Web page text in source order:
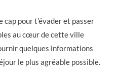
cap pour t’évader et passer
au cœur de cette ville
quelques informations
le plus agréable possible.